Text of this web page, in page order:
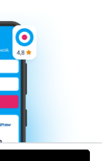
Кар’єра
використання